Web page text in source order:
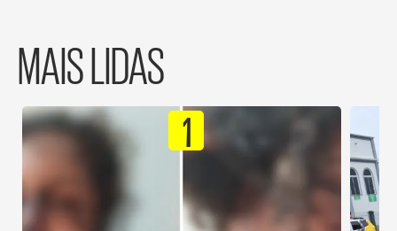
MAIS LIDAS
1